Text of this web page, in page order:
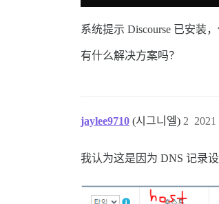
系统提示 Discourse 已安装
有什么解决方案吗？
jaylee9710 (시그니엘) 2
我认为这是因为 DNS 记录设